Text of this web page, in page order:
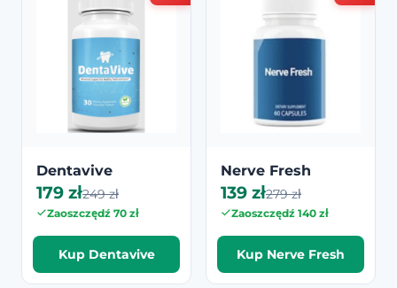
Dentavive
179 zł249 zł
Zaoszczędź 70 zł
Kup Dentavive
Nerve Fresh
139 zł279 zł
Zaoszczędź 140 zł
Kup Nerve Fresh